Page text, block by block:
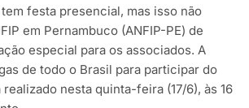
tem festa presencial, mas isso não
em Pernambuco (ANFIP-PE) de
especial para os associados. A
de todo o Brasil para participar do
nesta quinta-feira (17/6), às 16